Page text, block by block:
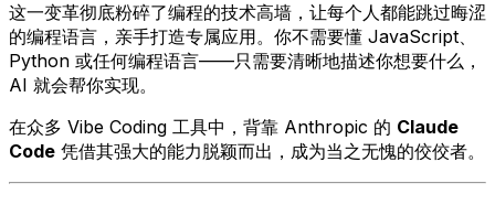
这一变革彻底粉碎了编程的技术高墙，让每个人都能跳过晦涩
的编程语言，亲手打造专属应用。你不需要懂 JavaScript、
Python 或任何编程语言——只需要清晰地描述你想要什么，
AI 就会帮你实现。
在众多 Vibe Coding 工具中，背靠 Anthropic 的 Claude
Code 凭借其强大的能力脱颖而出，成为当之无愧的佼佼者。